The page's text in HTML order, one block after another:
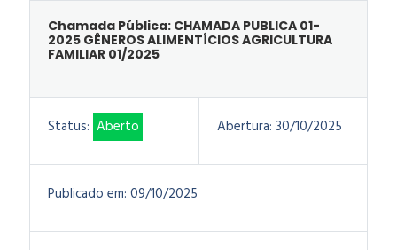
Chamada Pública: CHAMADA PUBLICA 01-
2025 GÊNEROS ALIMENTÍCIOS AGRICULTURA
FAMILIAR 01/2025
Status: Aberto Abertura: 30/10/2025
Publicado em: 09/10/2025